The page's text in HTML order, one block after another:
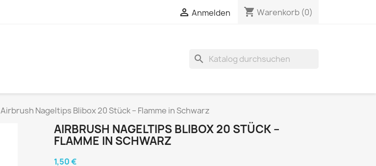
 Anmelden shopping_cart Warenkorb (0)
search
Airbrush Nageltips Blibox 20 Stück – Flamme in Schwarz
AIRBRUSH NAGELTIPS BLIBOX 20 STÜCK –
FLAMME IN SCHWARZ
1,50 €